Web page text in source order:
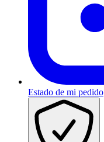
Estado de mi pedido